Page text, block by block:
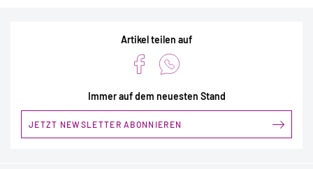
Artikel teilen auf
Immer auf dem neuesten Stand
JETZT NEWSLETTER ABONNIEREN